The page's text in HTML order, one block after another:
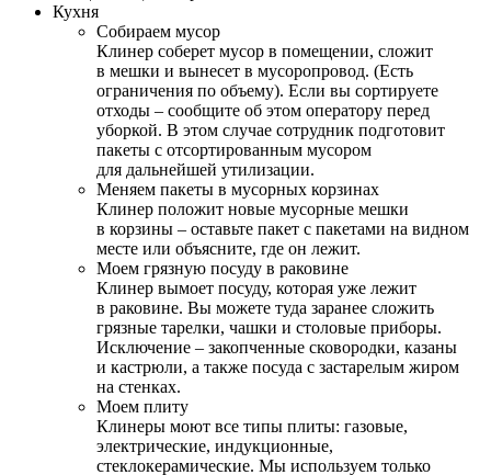
Кухня
Собираем мусор
Клинер соберет мусор в помещении, сложит
в мешки и вынесет в мусоропровод. (Есть
ограничения по объему). Если вы сортируете
отходы – сообщите об этом оператору перед
уборкой. В этом случае сотрудник подготовит
пакеты с отсортированным мусором
для дальнейшей утилизации.
Меняем пакеты в мусорных корзинах
Клинер положит новые мусорные мешки
в корзины – оставьте пакет с пакетами на видном
месте или объясните, где он лежит.
Моем грязную посуду в раковине
Клинер вымоет посуду, которая уже лежит
в раковине. Вы можете туда заранее сложить
грязные тарелки, чашки и столовые приборы.
Исключение – закопченные сковородки, казаны
и кастрюли, а также посуда с застарелым жиром
на стенках.
Моем плиту
Клинеры моют все типы плиты: газовые,
электрические, индукционные,
стеклокерамические. Мы используем только